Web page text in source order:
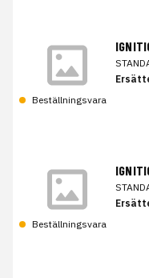
Beställningsvara
Beställningsvara